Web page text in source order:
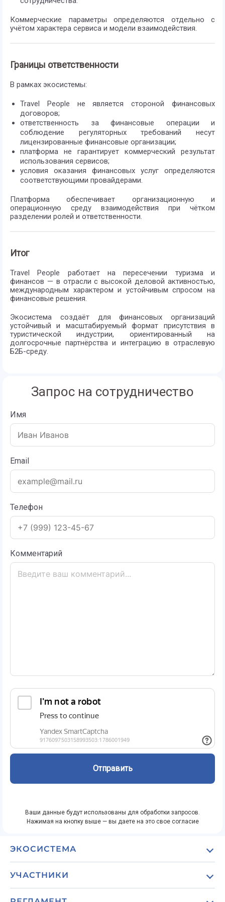
Коммерческие параметры определяются отдельно с
учётом характера сервиса и модели взаимодействия.
Границы ответственности
В рамках экосистемы:
Travel People не является стороной финансовых
договоров;
ответственность за финансовые операции и
соблюдение регуляторных требований несут
лицензированные финансовые организации;
платформа не гарантирует коммерческий результат
использования сервисов;
условия оказания финансовых услуг определяются
соответствующими провайдерами.
Платформа обеспечивает организационную и
операционную среду взаимодействия при чётком
разделении ролей и ответственности.
Итог
Travel People работает на пересечении туризма и
финансов — в отрасли с высокой деловой активностью,
международным характером и устойчивым спросом на
финансовые решения.
Экосистема создаёт для финансовых организаций
устойчивый и масштабируемый формат присутствия в
туристической индустрии, ориентированный на
долгосрочные партнёрства и интеграцию в отраслевую
Б2Б-среду.
Запрос на сотрудничество
Имя
Email
Телефон
Комментарий
Ваши данные будут использованы для обработки запросов.
Нажимая на кнопку выше — вы даете на это свое согласие
ЭКОСИСТЕМА
Роли в экосистеме
УЧАСТНИКИ